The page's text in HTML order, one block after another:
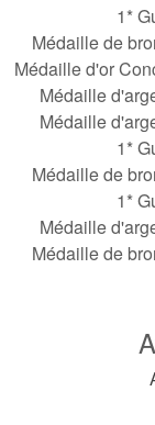
1*
Médaille de
Médaille d'or
Médaille
Médaille
1*
Médaille de
1*
Médaille
Médaille de